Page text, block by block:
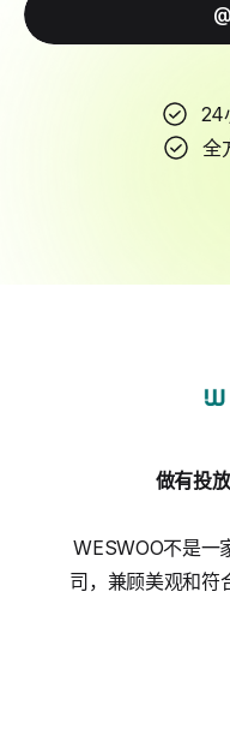
24
全
做有投
WESWOO不是一
司，兼顾美观和符